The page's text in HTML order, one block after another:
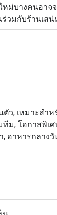
ม่บางคนอาจ
วมกับร้านเส
การตกแต่งร้
ห้ลองแกงรัญจ
ว, เหมาะสำ
ม, โอกาสพิเ
, อาหารกลาง